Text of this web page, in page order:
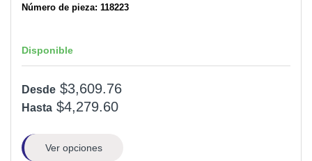
Número de pieza: 118223
Disponible
Desde $3,609.76
Hasta $4,279.60
Ver opciones